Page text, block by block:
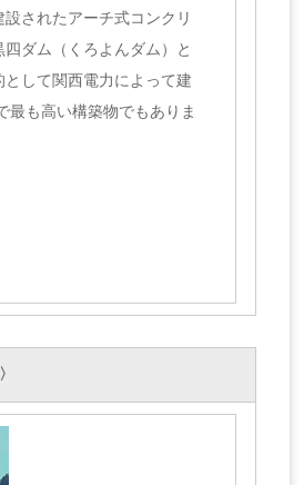
されたアーチ式コンクリ
ダム（くろよんダム）と
して関西電力によって建
最も高い構築物でもありま